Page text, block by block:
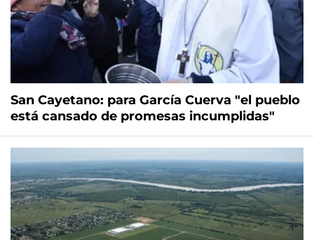
San Cayetano: para García Cuerva "el pueblo
está cansado de promesas incumplidas"